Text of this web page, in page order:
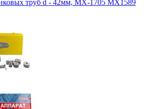
труб d - 42мм, МХ-1705 MX1589